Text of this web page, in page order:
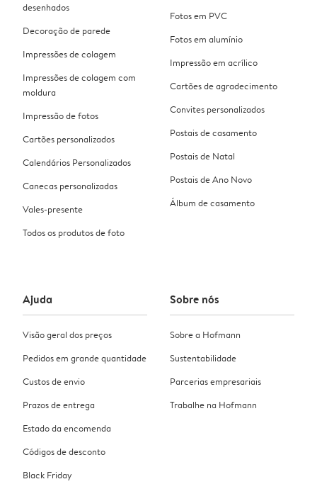
desenhados
Decoração de parede
Impressões de colagem
Impressões de colagem com
moldura
Impressão de fotos
Cartões personalizados
Calendários Personalizados
Canecas personalizadas
Vales-presente
Todos os produtos de foto
Fotos em PVC
Fotos em alumínio
Impressão em acrílico
Cartões de agradecimento
Convites personalizados
Postais de casamento
Postais de Natal
Postais de Ano Novo
Álbum de casamento
Ajuda
Visão geral dos preços
Pedidos em grande quantidade
Custos de envio
Prazos de entrega
Estado da encomenda
Códigos de desconto
Black Friday
Sobre nós
Sobre a Hofmann
Sustentabilidade
Parcerias empresariais
Trabalhe na Hofmann